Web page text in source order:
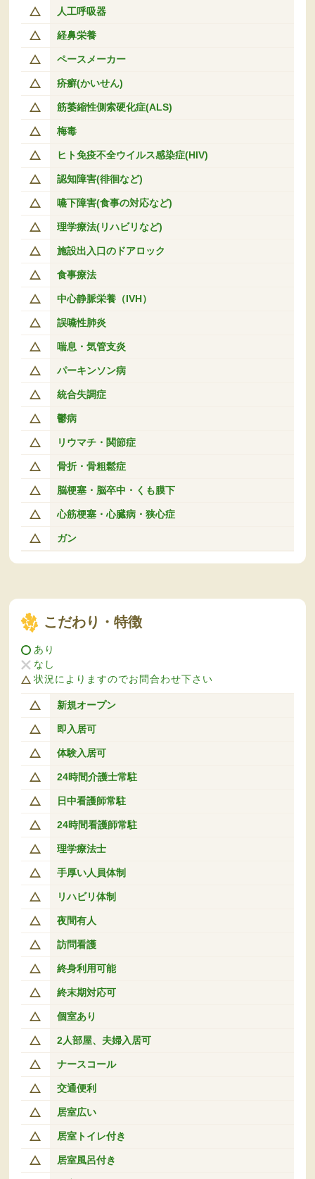
人工呼吸器
経鼻栄養
ペースメーカー
疥癬(かいせん)
筋萎縮性側索硬化症(ALS)
梅毒
ヒト免疫不全ウイルス感染症(HIV)
認知障害(徘徊など)
嚥下障害(食事の対応など)
理学療法(リハビリなど)
施設出入口のドアロック
食事療法
中心静脈栄養（IVH）
誤嚥性肺炎
喘息・気管支炎
パーキンソン病
統合失調症
鬱病
リウマチ・関節症
骨折・骨粗鬆症
脳梗塞・脳卒中・くも膜下
心筋梗塞・心臓病・狭心症
ガン
こだわり・特徴
あり
なし
状況によりますのでお問合わせ下さい
新規オープン
即入居可
体験入居可
24時間介護士常駐
日中看護師常駐
24時間看護師常駐
理学療法士
手厚い人員体制
リハビリ体制
夜間有人
訪問看護
終身利用可能
終末期対応可
個室あり
2人部屋、夫婦入居可
ナースコール
交通便利
居室広い
居室トイレ付き
居室風呂付き